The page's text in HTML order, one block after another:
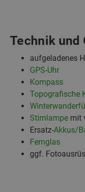
Technik und
aufgeladenes
GPS-Uhr
Kompass
Topografische
Stirnlampe mit
Ersatz-Akkus/
Fernglas
ggf.